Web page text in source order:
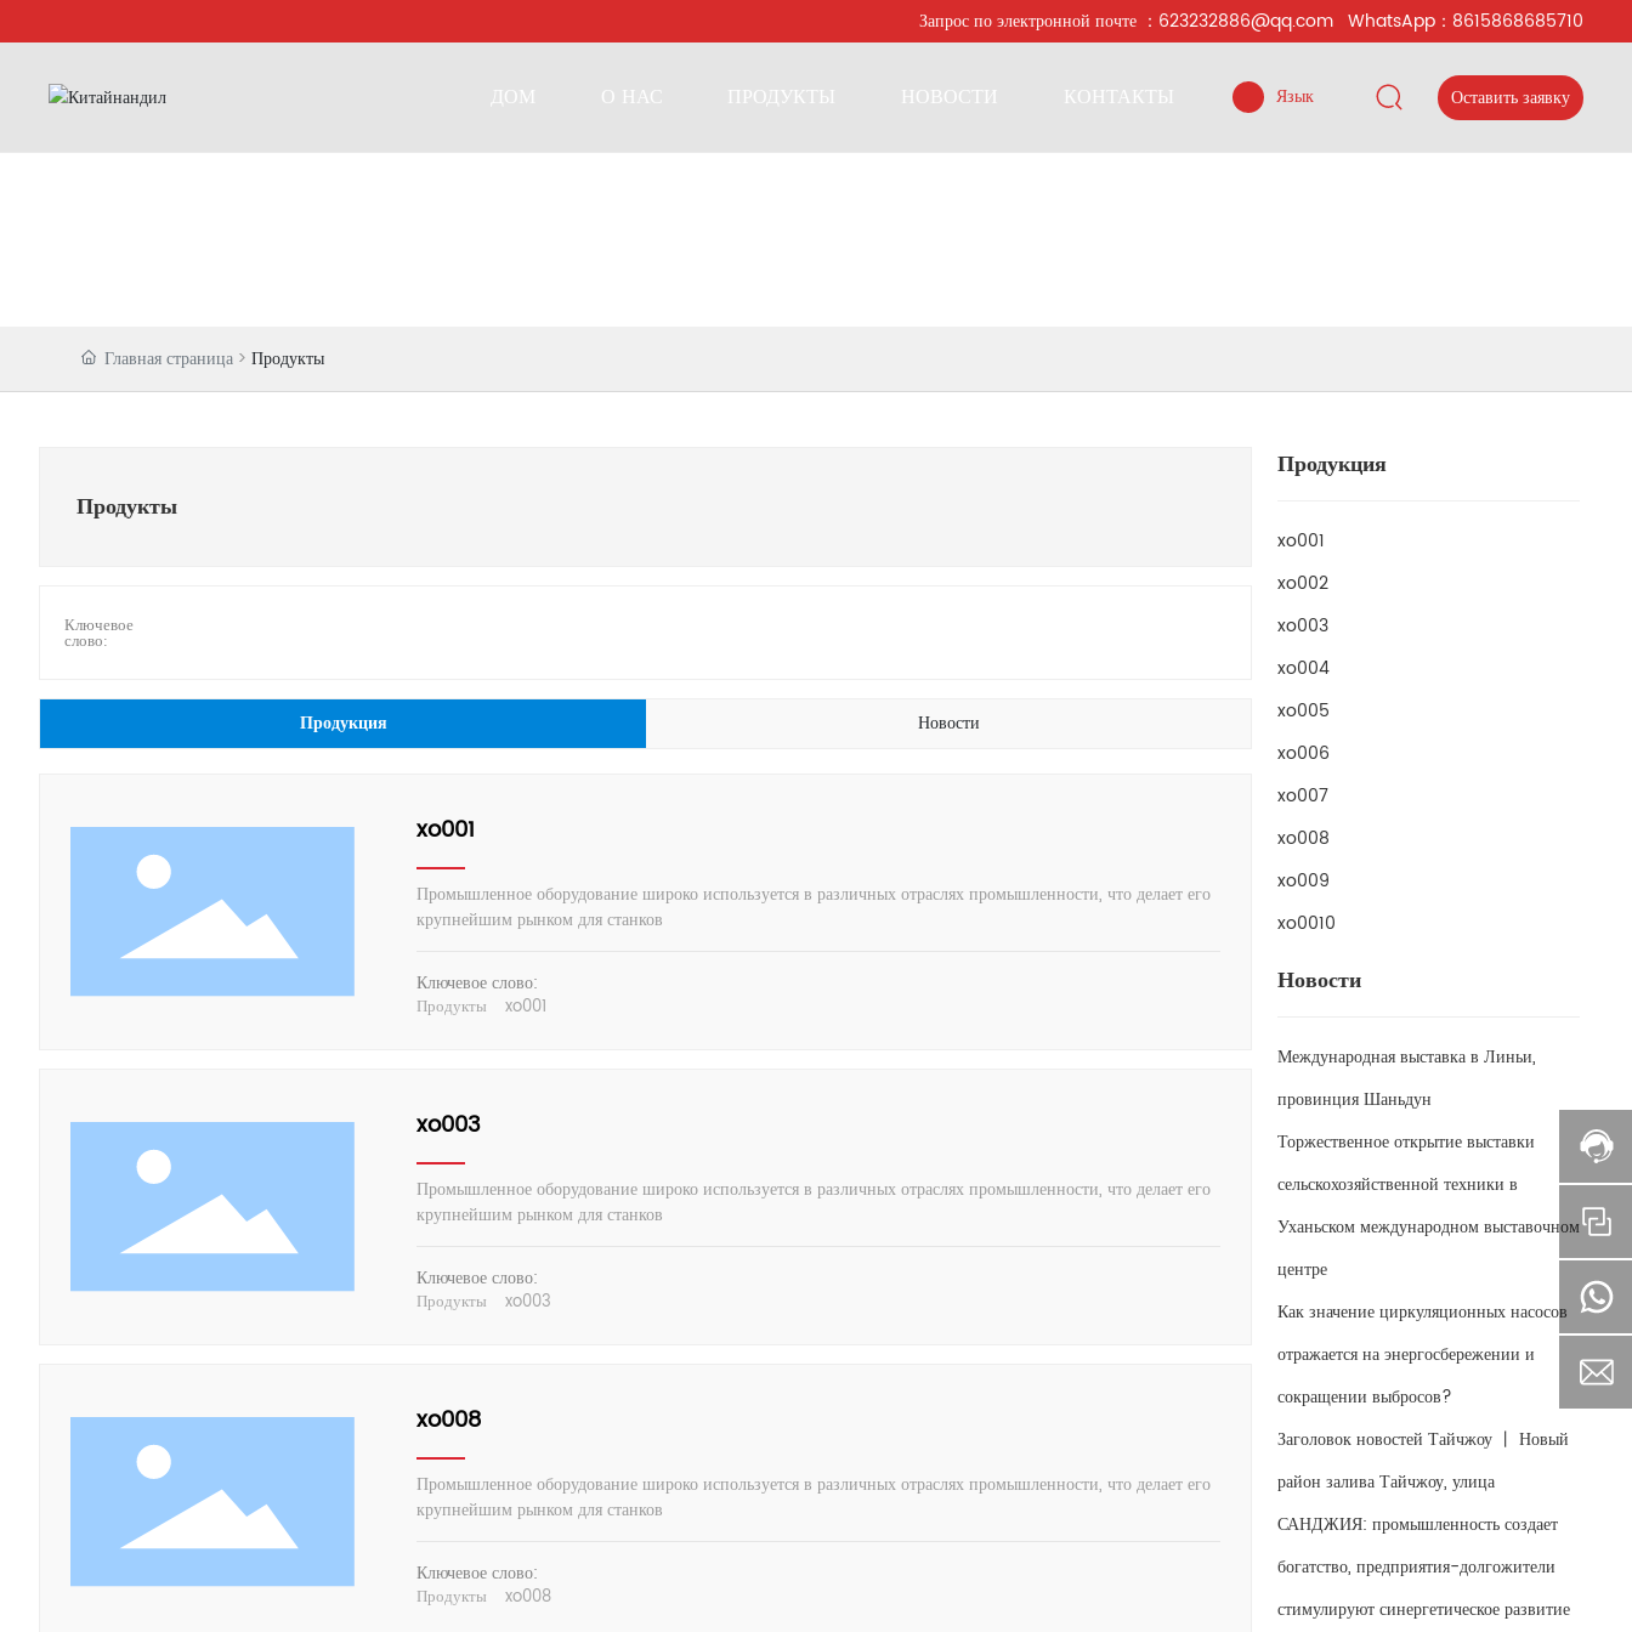
Запрос по электронной почте ： 623232886@qq.comWhatsApp： 8615868685710
ДОМ О НАС ПРОДУКТЫ НОВОСТИ КОНТАКТЫ Язык Оставить заявку
Главная страница Продукты
Продукты
Ключевое
слово:
Продукция Новости
xo001
Промышленное оборудование широко используется в различных отраслях промышленности, что делает его
крупнейшим рынком для станков
Ключевое слово:
Продукты xo001
xo003
Промышленное оборудование широко используется в различных отраслях промышленности, что делает его
крупнейшим рынком для станков
Ключевое слово:
Продукты xo003
xo008
Промышленное оборудование широко используется в различных отраслях промышленности, что делает его
крупнейшим рынком для станков
Ключевое слово:
Продукты xo008
Продукция
xo001
xo002
xo003
xo004
xo005
xo006
xo007
xo008
xo009
xo0010
Новости
Международная выставка в Линьи,
провинция Шаньдун
Торжественное открытие выставки
сельскохозяйственной техники в
Уханьском международном выставочном
центре
Как значение циркуляционных насосов
отражается на энергосбережении и
сокращении выбросов?
Заголовок новостей Тайчжоу 丨 Новый
район залива Тайчжоу, улица
САНДЖИЯ: промышленность создает
богатство, предприятия-долгожители
стимулируют синергетическое развитие